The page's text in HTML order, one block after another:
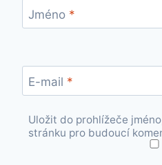
Jméno *
E-mail *
Uložit do prohlížeče
stránku pro budoucí